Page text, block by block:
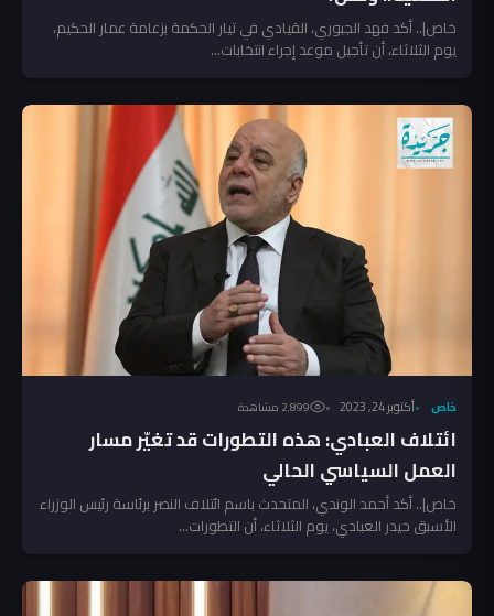
خاص|.. أكد فهد الجبوري، القيادي في تيار الحكمة بزعامة عمار الحكيم،
يوم الثلاثاء، أن تأجيل موعد إجراء انتخابات...
خاص أكتوبر 24, 2023 2٬899 مشاهدة
ائتلاف العبادي: هذه التطورات قد تغيّر مسار
العمل السياسي الحالي
خاص|.. أكد أحمد الوندي، المتحدث باسم ائتلاف النصر برئاسة رئيس الوزراء
الأسبق حيدر العبادي، يوم الثلاثاء، أن التطورات...